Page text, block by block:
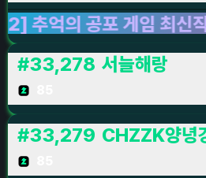
의 공포 게임 최신작
#33,278 서늘해랑
#33,279 CHZZK양녕